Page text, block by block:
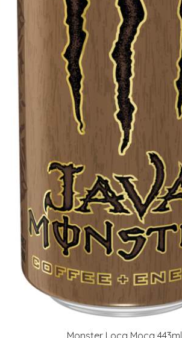
Monster Loca Moca 443ml